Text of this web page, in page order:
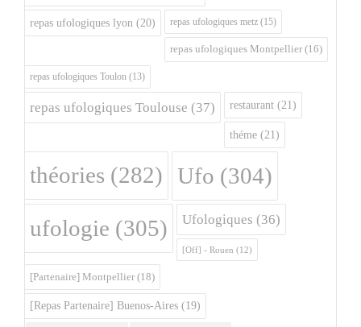
repas ufologiques lyon (20) repas ufologiques metz (15)
repas ufologiques Montpellier (16)
repas ufologiques Toulon (13)
repas ufologiques Toulouse (37) restaurant (21)
théme (21)
théories (282) Ufo (304)
ufologie (305) Ufologiques (36)
[Off] - Rouen (12)
[Partenaire] Montpellier (18)
[Repas Partenaire] Buenos-Aires (19)